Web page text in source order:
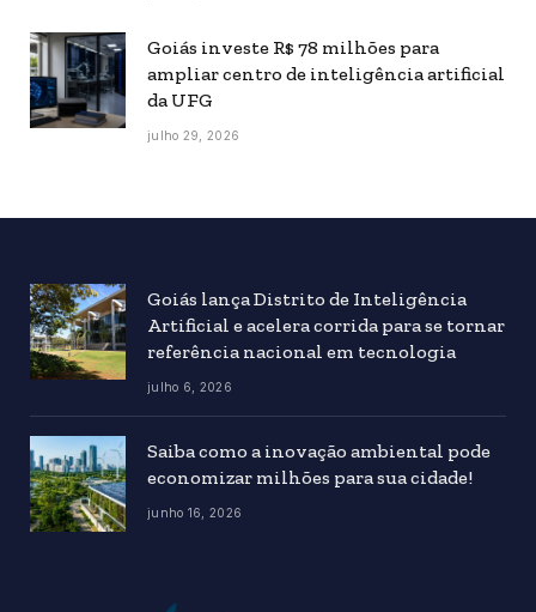
Goiás investe R$ 78 milhões para
ampliar centro de inteligência artificial
da UFG
julho 29, 2026
Goiás lança Distrito de Inteligência
Artificial e acelera corrida para se tornar
referência nacional em tecnologia
julho 6, 2026
Saiba como a inovação ambiental pode
economizar milhões para sua cidade!
junho 16, 2026